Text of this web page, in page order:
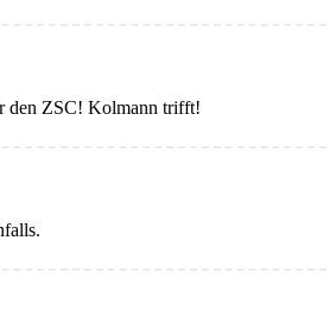
den ZSC! Kolmann trifft!